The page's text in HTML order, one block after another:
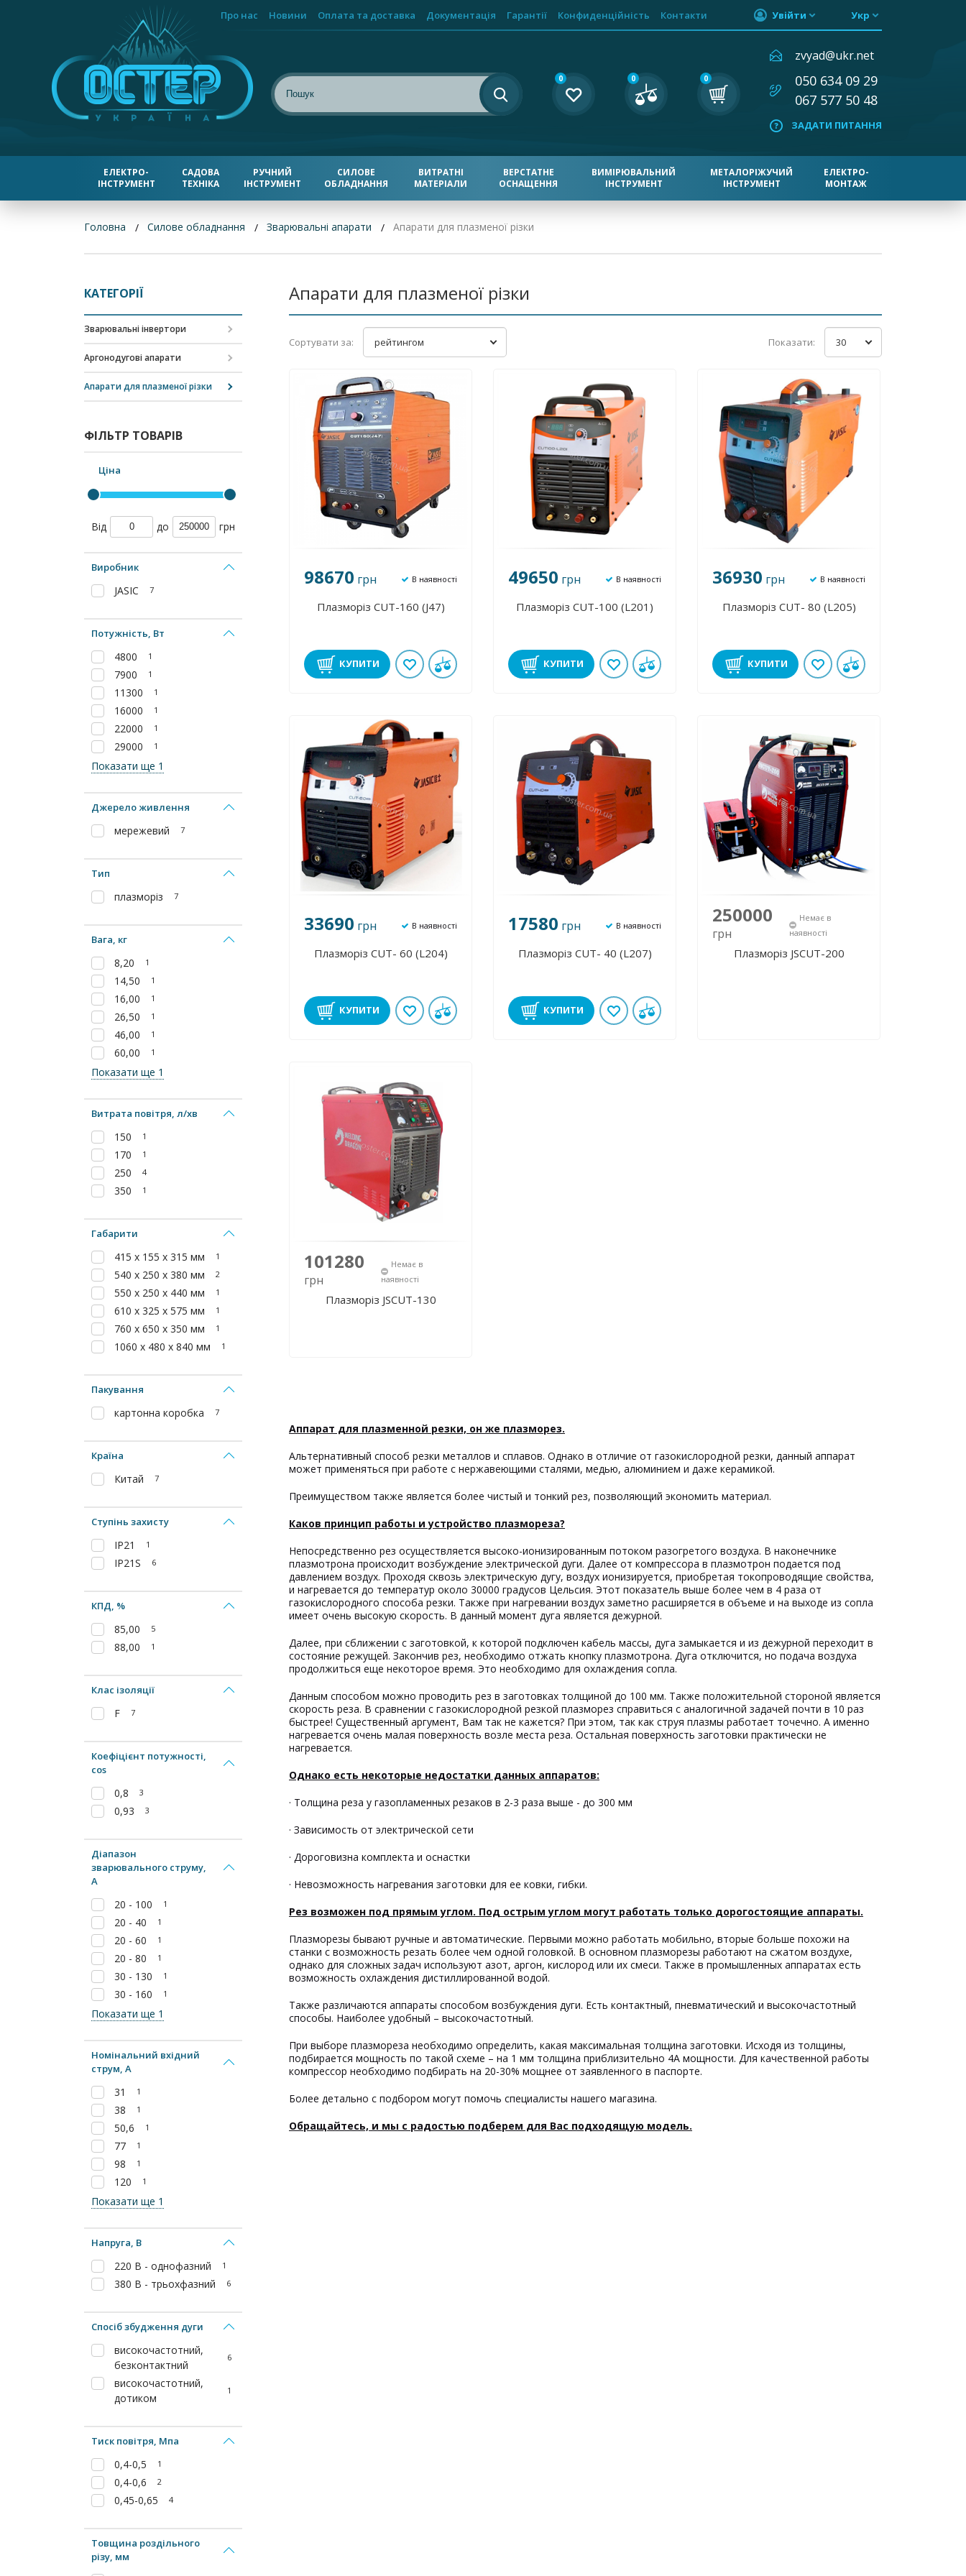
Про нас Новини Оплата та доставка Документація Гарантії Конфиденційність Контакти Увійти Укр
0 0 0
zvyad@ukr.net
050 634 09 29
067 577 50 48
ЗАДАТИ ПИТАННЯ
ЕЛЕКТРО-
ІНСТРУМЕНТ
САДОВА
ТЕХНІКА
РУЧНИЙ
ІНСТРУМЕНТ
СИЛОВЕ
ОБЛАДНАННЯ
ВИТРАТНІ
МАТЕРІАЛИ
ВЕРСТАТНЕ
ОСНАЩЕННЯ
ВИМІРЮВАЛЬНИЙ
ІНСТРУМЕНТ
МЕТАЛОРІЖУЧИЙ
ІНСТРУМЕНТ
ЕЛЕКТРО-
МОНТАЖ
Головна Силове обладнання Зварювальні апарати Апарати для плазменої різки
КАТЕГОРІЇ
Зварювальні інвертори
Аргонодугові апарати
Апарати для плазменої різки
ФІЛЬТР ТОВАРІВ
Ціна
Від до грн
Виробник
JASIC 7
Потужність, Вт
4800 1
7900 1
11300 1
16000 1
22000 1
29000 1
Показати ще 1
Джерело живлення
мережевий 7
Тип
плазморіз 7
Вага, кг
8,20 1
14,50 1
16,00 1
26,50 1
46,00 1
60,00 1
Показати ще 1
Витрата повітря, л/хв
150 1
170 1
250 4
350 1
Габарити
415 x 155 x 315 мм 1
540 x 250 x 380 мм 2
550 x 250 x 440 мм 1
610 x 325 x 575 мм 1
760 х 650 х 350 мм 1
1060 х 480 х 840 мм 1
Пакування
картонна коробка 7
Країна
Китай 7
Ступінь захисту
IP21 1
IP21S 6
КПД, %
85,00 5
88,00 1
Клас ізоляції
F 7
Коефіцієнт потужності,
cos
0,8 3
0,93 3
Діапазон
зварювального струму,
А
20 - 100 1
20 - 40 1
20 - 60 1
20 - 80 1
30 - 130 1
30 - 160 1
Показати ще 1
Номінальний вхідний
струм, А
31 1
38 1
50,6 1
77 1
98 1
120 1
Показати ще 1
Напруга, В
220 В - однофазний 1
380 В - трьохфазний 6
Спосіб збудження дуги
високочастотний,
безконтактний
6
високочастотний,
дотиком
1
Тиск повітря, Мпа
0,4-0,5 1
0,4-0,6 2
0,45-0,65 4
Товщина роздільного
різу, мм
Апарати для плазменої різки
Сортувати за: рейтингом Показати: 30
98670 грн В наявності
Плазморіз CUT-160 (J47)
КУПИТИ
49650 грн В наявності
Плазморіз CUT-100 (L201)
КУПИТИ
36930 грн В наявності
Плазморіз CUT- 80 (L205)
КУПИТИ
33690 грн В наявності
Плазморіз CUT- 60 (L204)
КУПИТИ
17580 грн В наявності
Плазморіз CUT- 40 (L207)
КУПИТИ
250000
грн
Немає в
наявності
Плазморіз JSCUT-200
101280
грн
Немає в
наявності
Плазморіз JSCUT-130
Аппарат для плазменной резки, он же плазморез.
Альтернативный способ резки металлов и сплавов. Однако в отличие от газокислородной резки, данный аппарат
может применяться при работе с нержавеющими сталями, медью, алюминием и даже керамикой.
Преимуществом также является более чистый и тонкий рез, позволяющий экономить материал.
Каков принцип работы и устройство плазмореза?
Непосредственно рез осуществляется высоко-ионизированным потоком разогретого воздуха. В наконечнике
плазмотрона происходит возбуждение электрической дуги. Далее от компрессора в плазмотрон подается под
давлением воздух. Проходя сквозь электрическую дугу, воздух ионизируется, приобретая токопроводящие свойства,
и нагревается до температур около 30000 градусов Цельсия. Этот показатель выше более чем в 4 раза от
газокислородного способа резки. Также при нагревании воздух заметно расширяется в объеме и на выходе из сопла
имеет очень высокую скорость. В данный момент дуга является дежурной.
Далее, при сближении с заготовкой, к которой подключен кабель массы, дуга замыкается и из дежурной переходит в
состояние режущей. Закончив рез, необходимо отжать кнопку плазмотрона. Дуга отключится, но подача воздуха
продолжиться еще некоторое время. Это необходимо для охлаждения сопла.
Данным способом можно проводить рез в заготовках толщиной до 100 мм. Также положительной стороной является
скорость реза. В сравнении с газокислородной резкой плазморез справиться с аналогичной задачей почти в 10 раз
быстрее! Существенный аргумент, Вам так не кажется? При этом, так как струя плазмы работает точечно. А именно
нагревается очень малая поверхность возле места реза. Остальная поверхность заготовки практически не
нагревается.
Однако есть некоторые недостатки данных аппаратов:
· Толщина реза у газопламенных резаков в 2-3 раза выше - до 300 мм
· Зависимость от электрической сети
· Дороговизна комплекта и оснастки
· Невозможность нагревания заготовки для ее ковки, гибки.
Рез возможен под прямым углом. Под острым углом могут работать только дорогостоящие аппараты.
Плазморезы бывают ручные и автоматические. Первыми можно работать мобильно, вторые больше похожи на
станки с возможность резать более чем одной головкой. В основном плазморезы работают на сжатом воздухе,
однако для сложных задач используют азот, аргон, кислород или их смеси. Также в промышленных аппаратах есть
возможность охлаждения дистиллированной водой.
Также различаются аппараты способом возбуждения дуги. Есть контактный, пневматический и высокочастотный
способы. Наиболее удобный – высокочастотный.
При выборе плазмореза необходимо определить, какая максимальная толщина заготовки. Исходя из толщины,
подбирается мощность по такой схеме – на 1 мм толщина приблизительно 4А мощности. Для качественной работы
компрессор необходимо подбирать на 20-30% мощнее от заявленного в паспорте.
Более детально с подбором могут помочь специалисты нашего магазина.
Обращайтесь, и мы с радостью подберем для Вас подходящую модель.